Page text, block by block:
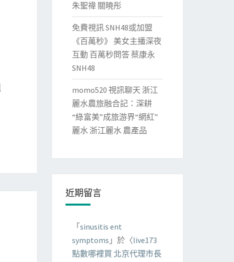
朱聖禕 關曉彤
免費視訊 SNH48或加盟
《百萬秒》 美女主播深夜
互動 百萬秒問答 蔡康永
SNH48
momo520 視訊聊天 浙江
麗水農旅融合記：深耕
“綠富美”成旅游界“網紅”
麗水 浙江麗水 農產品
近期留言
「 sinusitis ent
symptoms 」於〈live173
點數哪裡買 北京代理市長